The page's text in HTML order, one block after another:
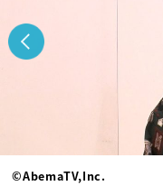
©AbemaTV,Inc.